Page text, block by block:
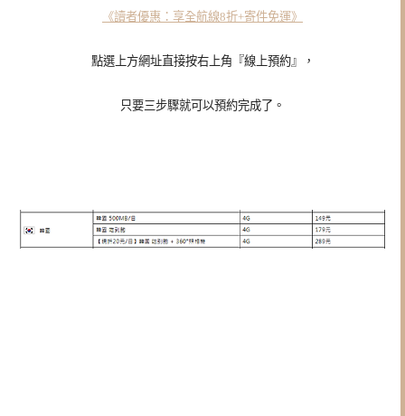
《讀者優惠：享全航線8折+寄件免運》
點選上方網址直接按右上角『線上預約』，
只要三步驟就可以預約完成了。